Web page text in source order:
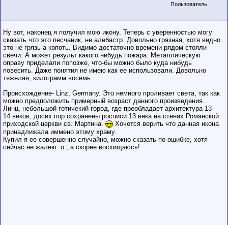
Пользователь
Ну вот, наконец я получил мою икону. Теперь с уверенностью могу
сказать что это песчаник, не алебастр. Довольно грязная, хотя видно
это не грязь а копоть. Видимо достаточно времени рядом стояли
свечи. А может результ какого нибудь пожара. Металлическую
оправу приделали попозже, что-бы можно было куда нибудь
повесить. Даже понятия не имею как ее использовали. Довольно
тяжелая, килограмм восемь.
Происхождение- Linz, Germany. Это немного проливает света, так как
можно предположить примерный возраст данного произведения.
Линц, небольшой готичекий город, где преобладает архитектура 13-
14 веков, досих пор сохранены росписи 13 века на стенах Романской
приходской церкви св. Мартина.
Хочется верить что данная икона
принадлижала иммено этому храму.
Купил я ее совершенно случайно, можно сказать по ошибке, хотя
сейчас не жалею :o , а скорее восхищаюсь!